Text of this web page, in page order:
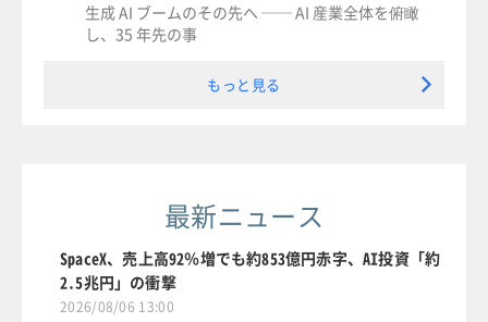
生成 AI ブームのその先へ ── AI 産業全体を俯瞰
し、35 年先の事
もっと見る
最新ニュース
SpaceX、売上高92％増でも約853億円赤字、AI投資「約
2.5兆円」の衝撃
2026/08/06 13:00